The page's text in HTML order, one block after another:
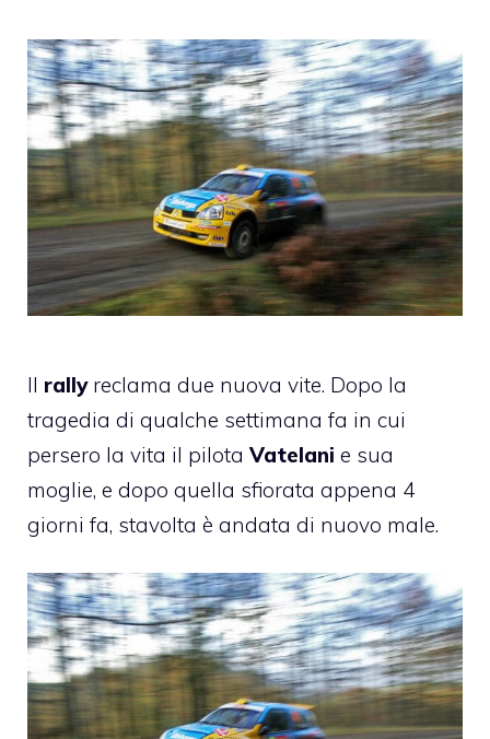
Il rallyreclama due nuova vite. Dopo la
tragedia di qualche settimana fa in cui
persero la vita il pilotaVatelani e sua
moglie, e dopo quella sfiorata appena 4
giorni fa, stavolta è andata di nuovo male.